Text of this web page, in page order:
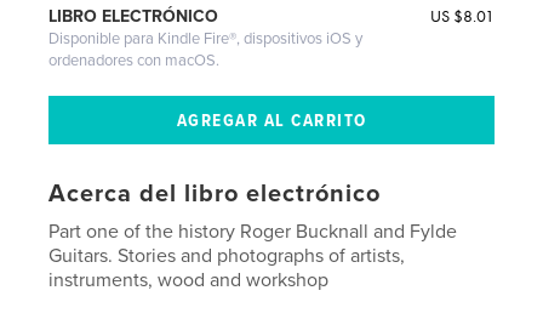
US $8.01
LIBRO ELECTRÓNICO
Disponible para Kindle Fire®, dispositivos iOS y
ordenadores con macOS.
Acerca del libro electrónico
Part one of the history Roger Bucknall and Fylde
Guitars. Stories and photographs of artists,
instruments, wood and workshop